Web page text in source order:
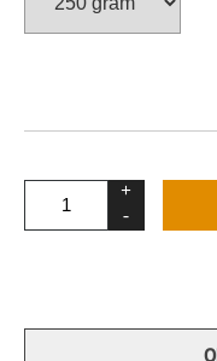
+
-